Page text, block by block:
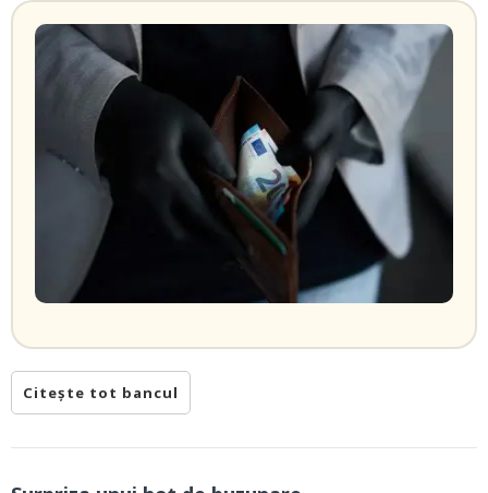
Citește tot bancul